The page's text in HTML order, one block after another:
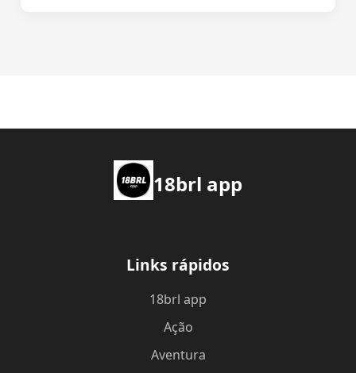
18brl app
Links rápidos
18brl app
Ação
Aventura